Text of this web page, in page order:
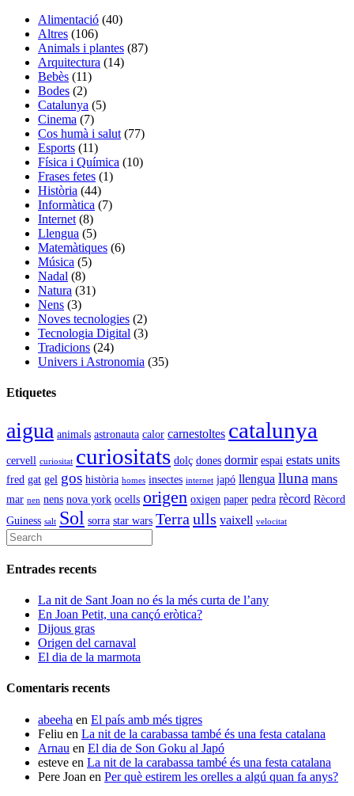
Alimentació (40)
Altres (106)
Animals i plantes (87)
Arquitectura (14)
Bebès (11)
Bodes (2)
Catalunya (5)
Cinema (7)
Cos humà i salut (77)
Esports (11)
Física i Química (10)
Frases fetes (1)
Història (44)
Informàtica (7)
Internet (8)
Llengua (5)
Matemàtiques (6)
Música (5)
Nadal (8)
Natura (31)
Nens (3)
Noves tecnologies (2)
Tecnologia Digital (3)
Tradicions (24)
Univers i Astronomia (35)
Etiquetes
aigua animals astronauta calor carnestoltes catalunya
cervell curiositat curiositats dolç dones dormir espai estats units
fred gat gel gos història homes insectes internet japó llengua lluna mans
mar nen nens nova york ocells origen oxigen paper pedra rècord Rècord
Guiness salt Sol sorra star wars Terra ulls vaixell velocitat
Entrades recents
La nit de Sant Joan no és la més curta de l’any
En Joan Petit, una cançó eròtica?
Dijous gras
Origen del carnaval
El dia de la marmota
Comentaris recents
abeeha en El país amb més tigres
Feliu en La nit de la carabassa també és una festa catalana
Arnau en El dia de Son Goku al Japó
esteve en La nit de la carabassa també és una festa catalana
Pere Joan en Per què estirem les orelles a algú quan fa anys?